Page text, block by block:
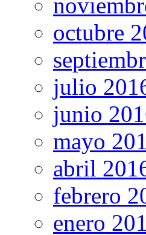
octubre
julio
junio
mayo
abril
febrero
enero